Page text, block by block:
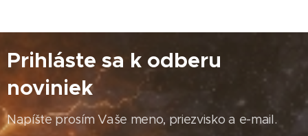
Prihláste sa k odberu
noviniek
Napíšte prosím Vaše meno, priezvisko a e-mail.